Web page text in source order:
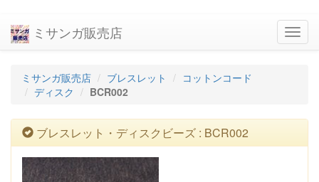
ミサンガ販売店
ミサンガ販売店 ブレスレット
コットンコード
ディスク
BCR002
ブレスレット・ディスクビーズ : BCR002